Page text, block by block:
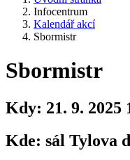
Infocentrum
Kalendář akcí
Sbormistr
Sbormistr
Kdy: 21. 9. 2025
Kde: sál Tylova